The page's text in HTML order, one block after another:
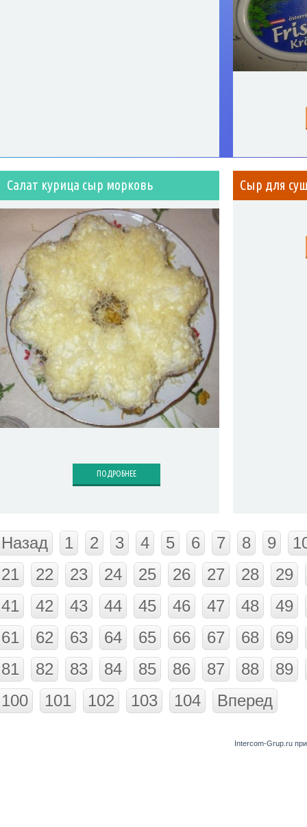
Салат курица сыр морковь
ПОДРОБНЕЕ
Сыр для
Назад 1 2 3 4 5 6 7 8 9
21
22 23 24 25 26 27 28
29
41
42 43 44 45 46 47 48
49
61
62 63 64 65 66 67 68
69
81
82 83 84 85 86 87 88
89
100
101 102 103 104 Вперед
Intercom-Grup.ru